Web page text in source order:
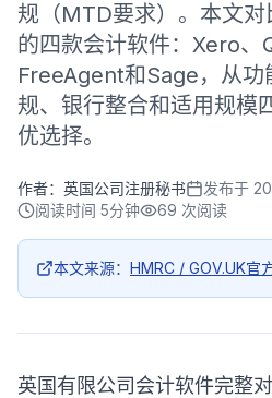
规（MTD要求）。本文
的四款会计软件：Xero、
FreeAgent和Sage，从
规、银行整合和适用规模
优选择。
作者： 英国公司注册秘书 发布于
阅读时间 5分钟 69 次阅读
本文来源： HMRC / GOV.UK官
英国有限公司会计软件完整